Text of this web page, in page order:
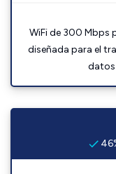
WiFi de 300 Mbps
diseñada para el